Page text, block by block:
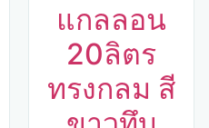
แกลลอน
20ลิตร
ทรงกลม สี